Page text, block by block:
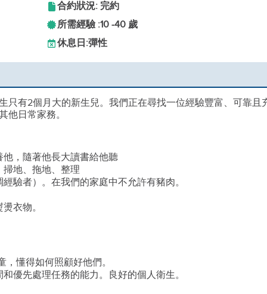
合約狀況: 完約
所需經驗 :10 -40 歲
休息日:彈性
只有2個月大的新生兒。我們正在尋找一位經驗豐富、可靠且
他日常家務。
，隨著他長大讀書給他聽
掃地、拖地、整理
驗者）。在我們的家庭中不允許有豬肉。
衣物。
懂得如何照顧好他們。
優先處理任務的能力。良好的個人衛生。